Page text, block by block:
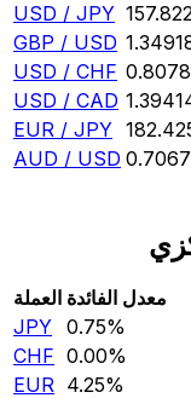
USD / JPY 157.822
GBP / USD
USD / CHF
USD / CAD
EUR / JPY
AUD / USD
العملة معدل الفائدة
JPY 0.75‎%‎
CHF 0.00‎%‎
EUR 4.25‎%‎